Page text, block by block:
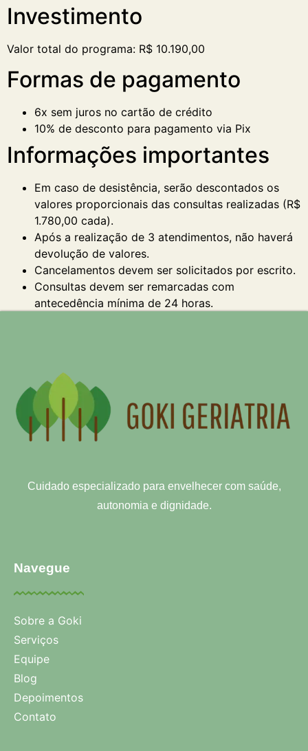
Investimento
Valor total do programa: R$ 10.190,00
Formas de pagamento
6x sem juros no cartão de crédito
10% de desconto para pagamento via Pix
Informações importantes
Em caso de desistência, serão descontados os
valores proporcionais das consultas realizadas (R$
1.780,00 cada).
Após a realização de 3 atendimentos, não haverá
devolução de valores.
Cancelamentos devem ser solicitados por escrito.
Consultas devem ser remarcadas com
antecedência mínima de 24 horas.
Cuidado especializado para envelhecer com saúde,
autonomia e dignidade.
Navegue
Sobre a Goki
Serviços
Equipe
Blog
Depoimentos
Contato